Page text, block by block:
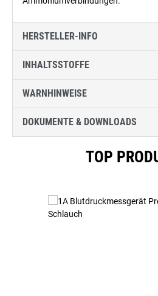
HERSTELLER-INFO
INHALTSSTOFFE
WARNHINWEISE
DOKUMENTE & DOWNLOADS
TOP